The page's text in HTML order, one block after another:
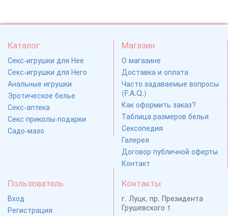
Каталог
Секс-игрушки для Нее
Секс-игрушки для Него
Анальные игрушки
Эротическое белье
Секс-аптека
Секс приколы-подарки
Садо-мазо
Магазин
О магазине
Доставка и оплата
Часто задаваемые вопросы
(F.A.Q.)
Как оформить заказ?
Таблица размеров белья
Сексопедия
Галерея
Договор публичной оферты
Контакт
Пользователь
Вход
Регистрация
Контакты
г. Луцк, пр. Президента
Грушевского 1